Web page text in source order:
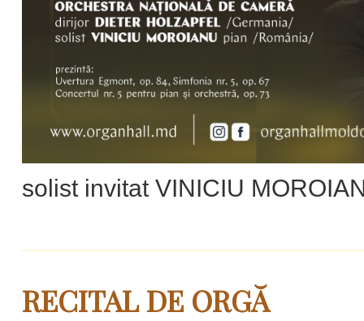
solist invitat VINICIU
RECITAL DE ORGĂ